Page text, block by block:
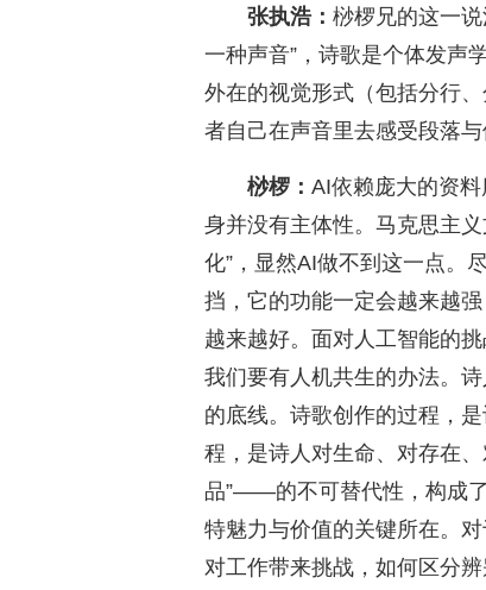
张执浩： 桫椤兄的这一
一种声音”，诗歌是个体发声
外在的视觉形式（包括分行
者自己在声音里去感受段落与
桫椤： AI依赖庞大的资
身并没有主体性。马克思主
化”，显然AI做不到这一点。
挡，它的功能一定会越来越
越来越好。面对人工智能的
我们要有人机共生的办法。
的底线。诗歌创作的过程，
程，是诗人对生命、对存在
品”——的不可替代性，构成
特魅力与价值的关键所在。
对工作带来挑战，如何区分